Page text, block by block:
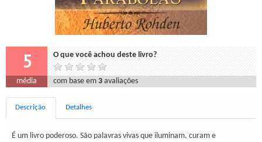
5 O que você achou deste livro?
média com base em3 avaliações
Descrição Detalhes
É um livro poderoso. São palavras vivas que iluminam, curam e